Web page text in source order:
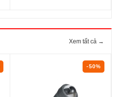
Xem tất cả →
-50%